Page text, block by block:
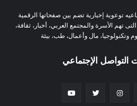
توعوية إخبارية تضم بين صفحاتها الرقمية
تهم الأسرة والمجتمع العربي، أخبار، ثقافة،
وتكنولوجيا، مال وأعمال، طب، بيئة
التواصل الإجتماعي